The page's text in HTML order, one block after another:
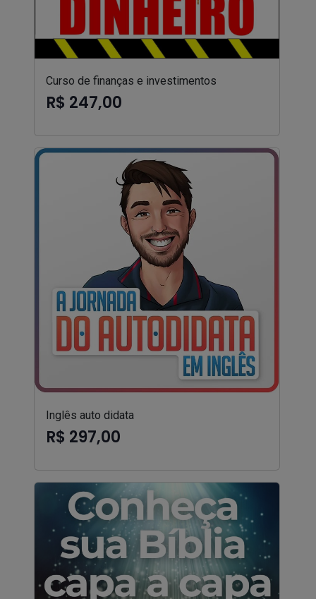
Curso de finanças e investimentos
R$ 247,00
Inglês auto didata
R$ 297,00